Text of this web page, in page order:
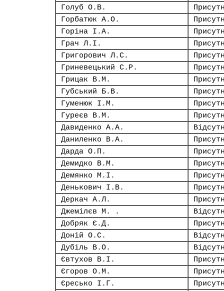
Голуб О.В.
Горбатюк А.О.
Горіна І.А.
Грач Л.І.
Григорович Л.С.
Гриневецький С.Р.
Грицак В.М.
Губський Б.В.
Гуменюк І.М.
Гуреєв В.М.
Давиденко А.А.
Даниленко В.А.
Дарда О.П.
Демидко В.М.
Демянко М.І.
Денькович І.В.
Деркач А.Л.
Джемілєв М. .
Добряк Є.Д.
Доній О.С.
Дубіль В.О.
Євтухов В.І.
Єгоров О.М.
Єресько І.Г.